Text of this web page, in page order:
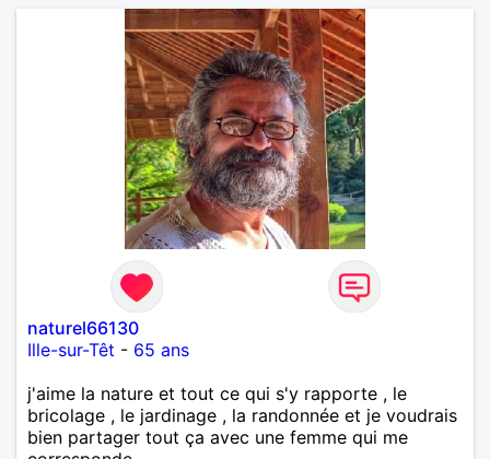
naturel66130
Ille-sur-Têt - 65 ans
j'aime la nature et tout ce qui s'y rapporte , le
bricolage , le jardinage , la randonnée et je voudrais
bien partager tout ça avec une femme qui me